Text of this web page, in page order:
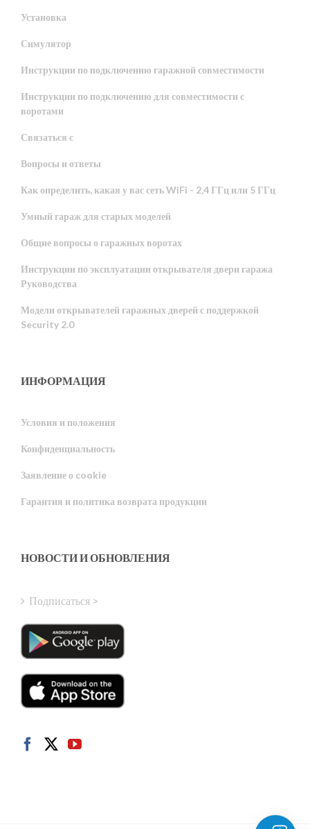
Установка
Симулятор
Инструкции по подключению гаражной совместимости
Инструкции по подключению для совместимости с
воротами
Связаться с
Вопросы и ответы
Как определить, какая у вас сеть WiFi - 2,4 ГГц или 5 ГГц
Умный гараж для старых моделей
Общие вопросы о гаражных воротах
Инструкции по эксплуатации открывателя двери гаража
Руководства
Модели открывателей гаражных дверей с поддержкой
Security 2.0
ИНФОРМАЦИЯ
Условия и положения
Конфиденциальность
Заявление о cookie
Гарантия и политика возврата продукции
НОВОСТИ И ОБНОВЛЕНИЯ
Подписаться >